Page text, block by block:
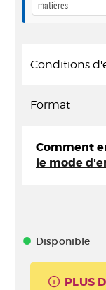
matières
Conditions
Format
Comment
le mode
Disponible
PLUS